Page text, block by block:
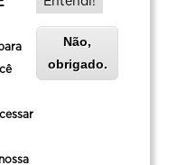
Não,
obrigado.